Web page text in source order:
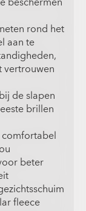
rond het
aan te
vertrouwen
de slapen
brillen
comfortabel
beter
fleece